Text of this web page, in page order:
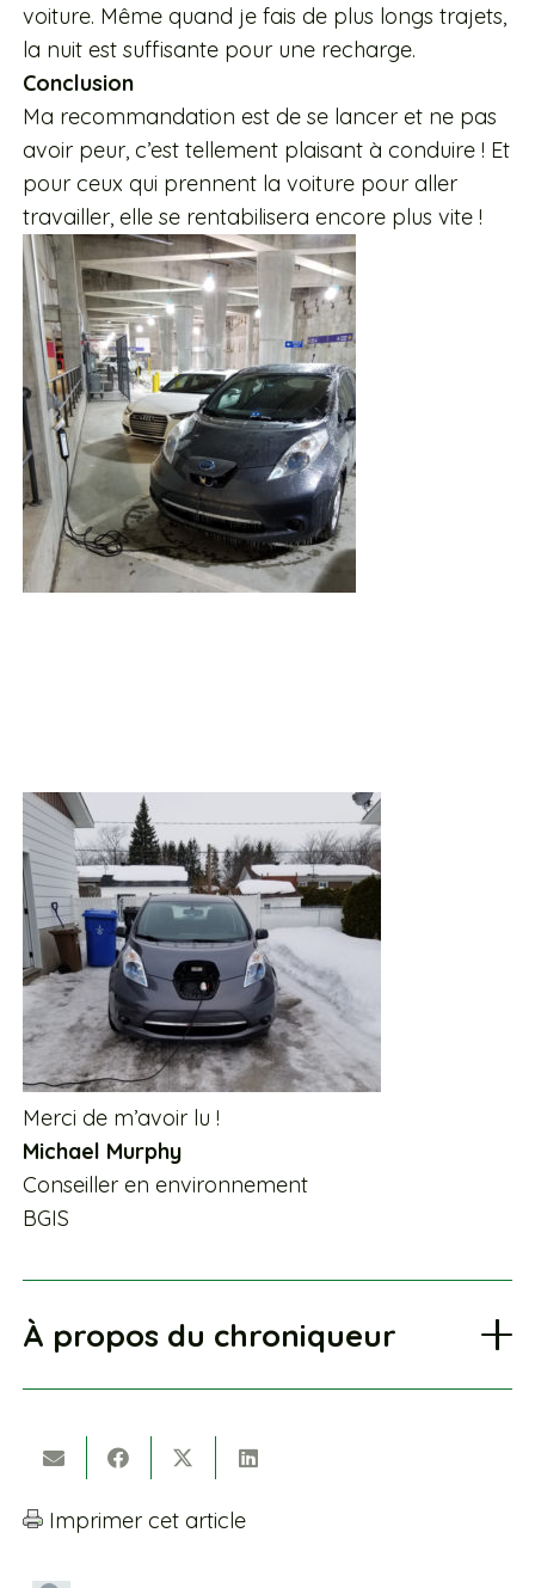
voiture. Même quand je fais de plus longs trajets,
la nuit est suffisante pour une recharge.
Conclusion
Ma recommandation est de se lancer et ne pas
avoir peur, c’est tellement plaisant à conduire ! Et
pour ceux qui prennent la voiture pour aller
travailler, elle se rentabilisera encore plus vite !
Merci de m’avoir lu !
Michael Murphy
Conseiller en environnement
BGIS
À propos du chroniqueur
Imprimer cet article